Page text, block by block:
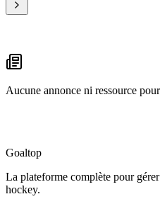
Aucune annonce ni ressource
Goaltop
La plateforme complète pour
hockey.